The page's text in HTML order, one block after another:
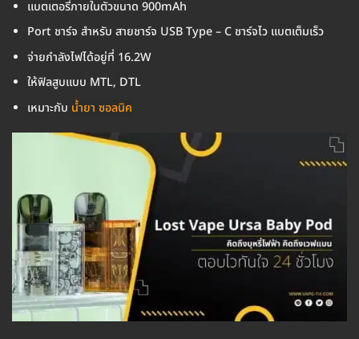
แบตเตอรี่ภายในตัวขนาด 900mAh
Port ชาร์จ สำหรับ สายชาร์จ USB Type – C ชาร์จไว แบตเต็มเร็ว
จ่ายกำลังไฟได้อยู่ที่ 16.2W
ให้ฟิลสูบแบบ MTL, DTL
เหมาะกับ น้ำยา ซอลนิค